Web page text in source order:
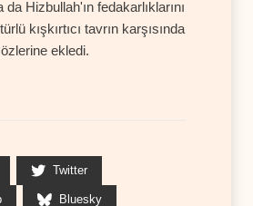
Hizbullah'ın fedakarlıklarını
kışkırtıcı tavrın karşısında
ekledi.
Twitter
Bluesky